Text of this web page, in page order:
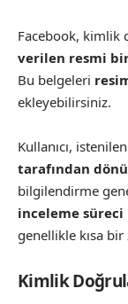
Facebook, kimlik
verilen resmi
Bu belgeleri
ekleyebilirsiniz.
Kullanıcı,
tarafından
bilgilendirme
inceleme
genellikle kısa bir
Kimlik